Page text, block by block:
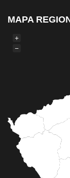
MAPA
+
−